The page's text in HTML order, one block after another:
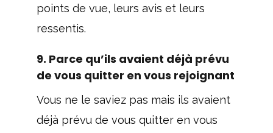
points de vue, leurs avis et leurs
ressentis.
9. Parce qu’ils avaient déjà prévu
de vous quitter en vous rejoignant
Vous ne le saviez pas mais ils avaient
déjà prévu de vous quitter en vous